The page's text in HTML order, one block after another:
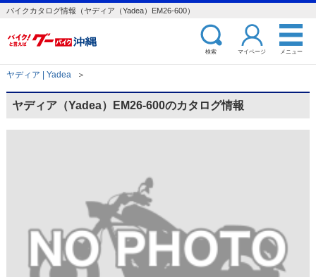
バイクカタログ情報（ヤディア（Yadea）EM26-600）
検索 マイページ メニュー
ヤディア | Yadea ＞
ヤディア（Yadea）EM26-600のカタログ情報